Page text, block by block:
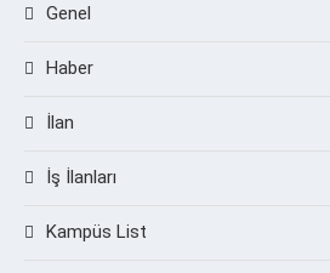
Genel
Haber
İlan
İş İlanları
Kampüs List